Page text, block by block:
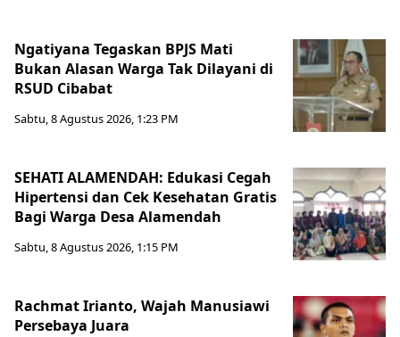
Ngatiyana Tegaskan BPJS Mati
Bukan Alasan Warga Tak Dilayani di
RSUD Cibabat
Sabtu, 8 Agustus 2026, 1:23 PM
SEHATI ALAMENDAH: Edukasi Cegah
Hipertensi dan Cek Kesehatan Gratis
Bagi Warga Desa Alamendah
Sabtu, 8 Agustus 2026, 1:15 PM
Rachmat Irianto, Wajah Manusiawi
Persebaya Juara